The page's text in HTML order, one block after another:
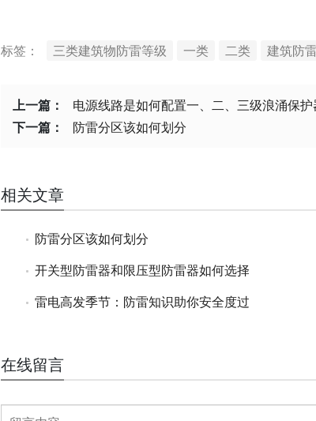
标签： 三类建筑物防雷等级 一类 二类 建筑防
上一篇：
电源线路是如何配置一、二、三级浪涌保护
下一篇：
防雷分区该如何划分
相关文章
防雷分区该如何划分
开关型防雷器和限压型防雷器如何选择
雷电高发季节：防雷知识助你安全度过
在线留言